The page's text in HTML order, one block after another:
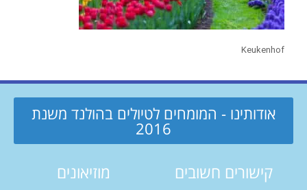
Keukenhof
אודותינו - המומחים לטיולים בהולנד משנת
2016
קישורים חשובים מוזיאונים